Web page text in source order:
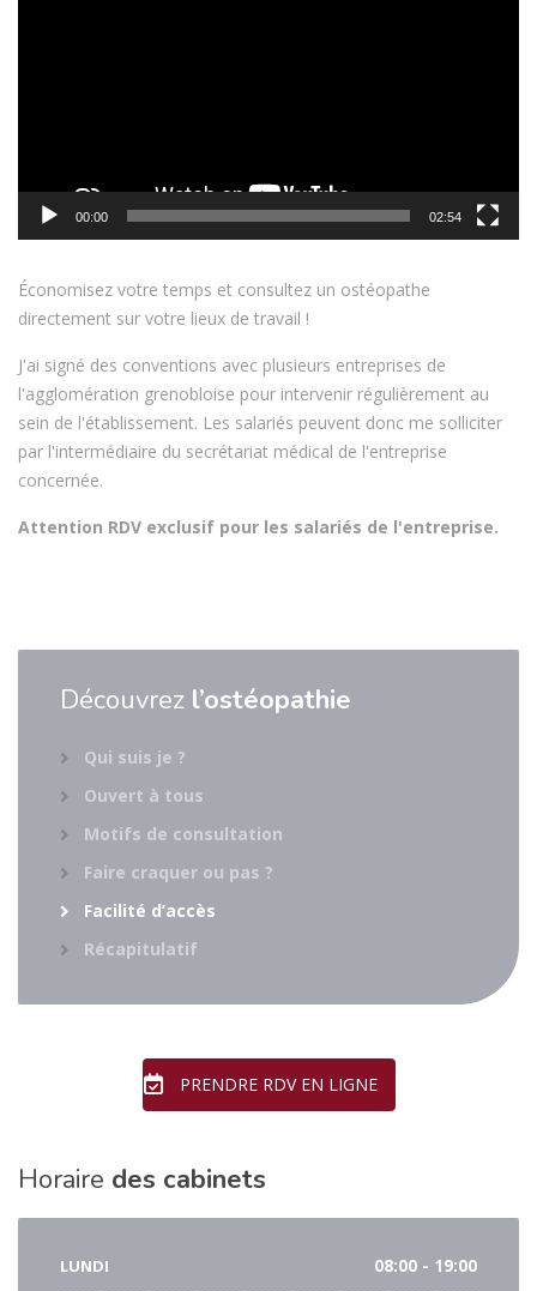
00:00 02:54
Économisez votre temps et consultez un ostéopathe
directement sur votre lieux de travail !
J'ai signé des conventions avec plusieurs entreprises de
l'agglomération grenobloise pour intervenir régulièrement au
sein de l'établissement. Les salariés peuvent donc me solliciter
par l'intermédiaire du secrétariat médical de l'entreprise
concernée.
Attention RDV exclusif pour les salariés de l'entreprise.
Découvrez l’ostéopathie
Qui suis je ?
Ouvert à tous
Motifs de consultation
Faire craquer ou pas ?
Facilité d’accès
Récapitulatif
PRENDRE RDV EN LIGNE
Horaire des cabinets
LUNDI 08:00 - 19:00